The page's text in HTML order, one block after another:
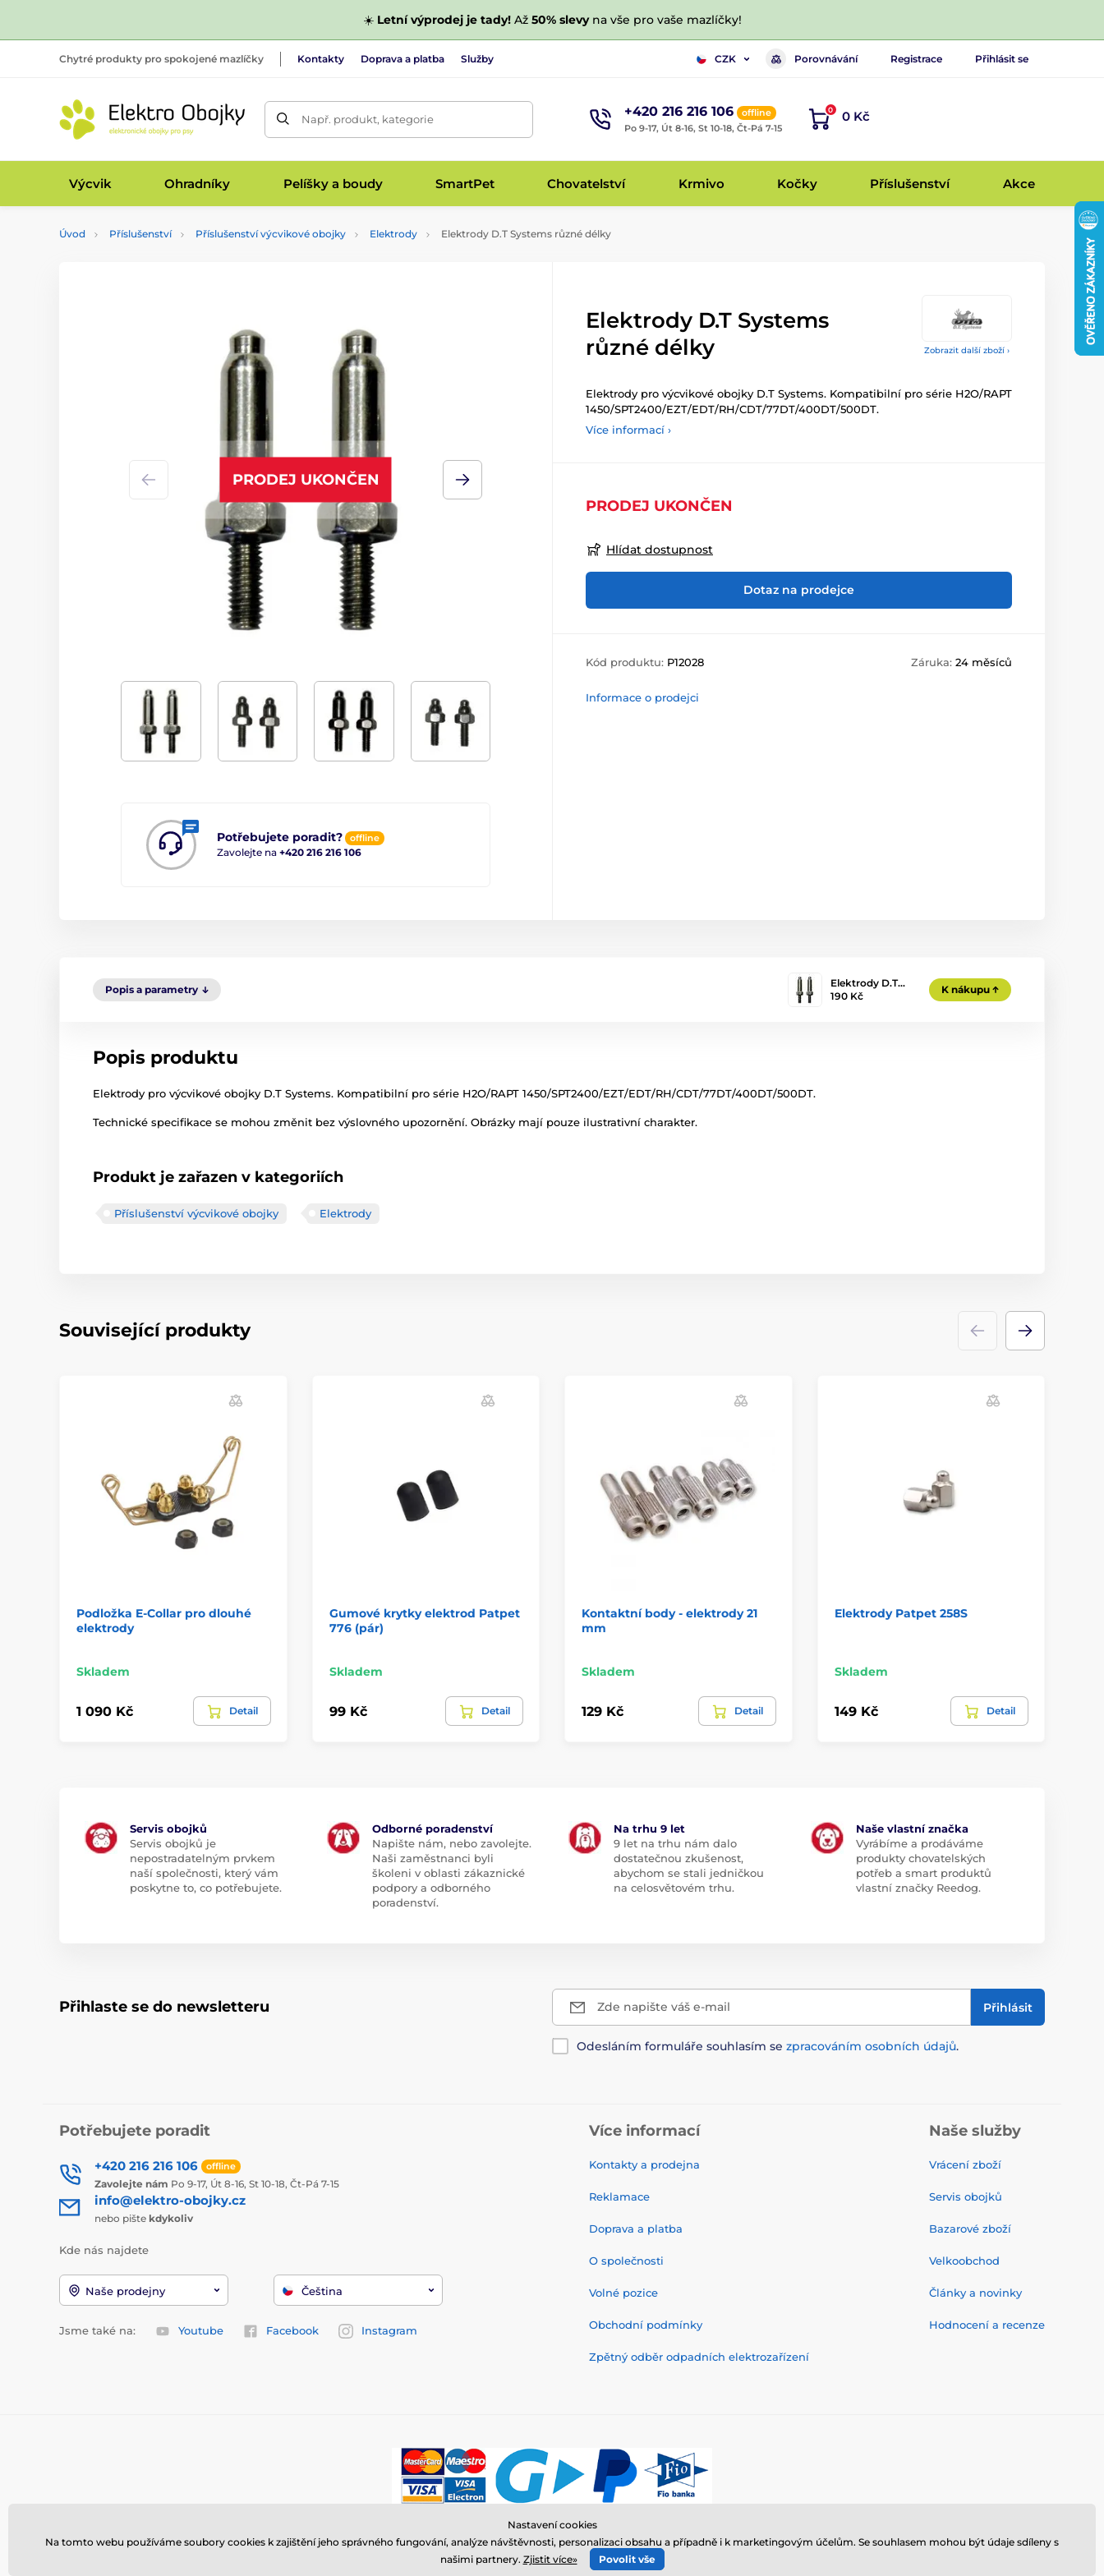
☀️ Letní výprodej je tady!Až 50% slevyna vše pro vaše mazlíčky!
Chytré produkty pro spokojené mazlíčky Kontakty Doprava a platba Služby CZK Porovnávání Registrace Přihlásit se
Např. produkt, kategorie +420 216 216 106
offline
Po 9-17, Út 8-16, St 10-18, Čt-Pá 7-15
0 0 Kč
Výcvik Ohradníky Pelíšky a boudy SmartPet Chovatelství Krmivo Kočky Příslušenství Akce
Úvod Příslušenství Příslušenství výcvikové obojky Elektrody Elektrody D.T Systems různé délky
Zobrazit další zboží ›
PRODEJ UKONČEN
Potřebujete poradit? offline
Zavolejte na +420 216 216 106
Elektrody D.T Systems
různé délky
Elektrody pro výcvikové obojky D.T Systems. Kompatibilní pro série H2O/RAPT
1450/SPT2400/EZT/EDT/RH/CDT/77DT/400DT/500DT.
Více informací ›
PRODEJ UKONČEN
Hlídat dostupnost
Dotaz na prodejce
Kód produktu: P12028 Záruka: 24 měsíců
Informace o prodejci
Popis a parametry
Elektrody D.T…
190 Kč
K nákupu
Popis produktu
Elektrody pro výcvikové obojky D.T Systems. Kompatibilní pro série H2O/RAPT 1450/SPT2400/EZT/EDT/RH/CDT/77DT/400DT/500DT.
Technické specifikace se mohou změnit bez výslovného upozornění. Obrázky mají pouze ilustrativní charakter.
Produkt je zařazen v kategoriích
Příslušenství výcvikové obojky Elektrody
Související produkty
Podložka E-Collar pro dlouhé
elektrody
Skladem
1 090 Kč Detail
Gumové krytky elektrod Patpet
776 (pár)
Skladem
99 Kč Detail
Kontaktní body - elektrody 21
mm
Skladem
129 Kč Detail
Elektrody Patpet 258S
Skladem
149 Kč Detail
Servis obojků
Servis obojků je
nepostradatelným prvkem
naší společnosti, který vám
poskytne to, co potřebujete.
Odborné poradenství
Napište nám, nebo zavolejte.
Naši zaměstnanci byli
školeni v oblasti zákaznické
podpory a odborného
poradenství.
Na trhu 9 let
9 let na trhu nám dalo
dostatečnou zkušenost,
abychom se stali jedničkou
na celosvětovém trhu.
Naše vlastní značka
Vyrábíme a prodáváme
produkty chovatelských
potřeb a smart produktů
vlastní značky Reedog.
Přihlaste se do newsletteru Zde napište váš e-mail Přihlásit
Odesláním formuláře souhlasím se zpracováním osobních údajů.
Potřebujete poradit
+420 216 216 106 offline
Zavolejte nám Po 9-17, Út 8-16, St 10-18, Čt-Pá 7-15
info@elektro-obojky.cz
nebo pište kdykoliv
Kde nás najdete
Naše prodejny Čeština
Jsme také na: Youtube Facebook Instagram
Více informací
Kontakty a prodejna
Reklamace
Doprava a platba
O společnosti
Volné pozice
Obchodní podmínky
Zpětný odběr odpadních elektrozařízení
Naše služby
Vrácení zboží
Servis obojků
Bazarové zboží
Velkoobchod
Články a novinky
Hodnocení a recenze
© 2026 www.elektro-obojky.cz ⦁ E-shop vytvořila
Nastavení cookies
Na tomto webu používáme soubory cookies k zajištění jeho správného fungování, analýze návštěvnosti, personalizaci obsahu a případně i k marketingovým účelům. Se souhlasem mohou být údaje sdíleny s
našimi partnery. Zjistit více» Povolit vše